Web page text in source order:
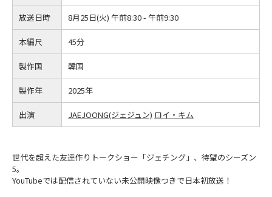
放送日時 8月25日(火) 午前8:30 - 午前9:30
本編尺 45分
製作国 韓国
製作年 2025年
出演 JAEJOONG(ジェジュン) ロイ・キム
世代を超えた友達作りトークショー「ジェチング」、待望のシーズン
5。
YouTubeでは配信されていない未公開映像つきで日本初放送！